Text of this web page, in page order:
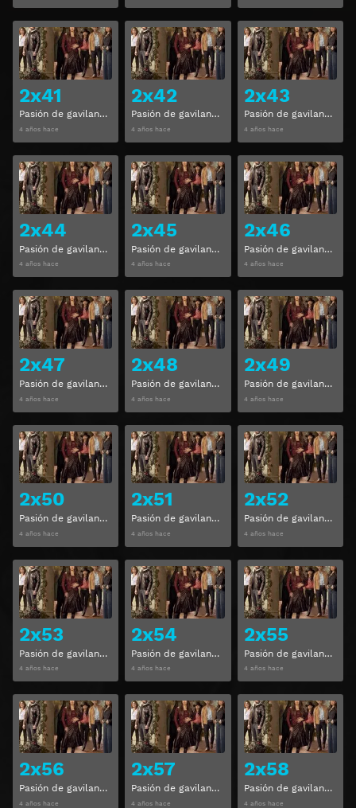
2x41
Pasión de gavilanes Temporada 2 Capitulo 41
4 años hace
Ver
2x42
Pasión de gavilanes Temporada 2 Capitulo 42
4 años hace
Ver
2x43
Pasión de gavilanes Temporada 2 Capitulo 43
4 años hace
2x44
Pasión de gavilanes Temporada 2 Capitulo 44
4 años hace
Ver
2x45
Pasión de gavilanes Temporada 2 Capitulo 45
4 años hace
Ver
2x46
Pasión de gavilanes Temporada 2 Capitulo 46
4 años hace
2x47
Pasión de gavilanes Temporada 2 Capitulo 47
4 años hace
Ver
2x48
Pasión de gavilanes Temporada 2 Capitulo 48
4 años hace
Ver
2x49
Pasión de gavilanes Temporada 2 Capitulo 49
4 años hace
2x50
Pasión de gavilanes Temporada 2 Capitulo 50
4 años hace
Ver
2x51
Pasión de gavilanes Temporada 2 Capitulo 51
4 años hace
Ver
2x52
Pasión de gavilanes Temporada 2 Capitulo 52
4 años hace
2x53
Pasión de gavilanes Temporada 2 Capitulo 53
4 años hace
Ver
2x54
Pasión de gavilanes Temporada 2 Capitulo 54
4 años hace
Ver
2x55
Pasión de gavilanes Temporada 2 Capitulo 55
4 años hace
2x56
Pasión de gavilanes Temporada 2 Capitulo 56
4 años hace
Ver
2x57
Pasión de gavilanes Temporada 2 Capitulo 57
4 años hace
Ver
2x58
Pasión de gavilanes Temporada 2 Capitulo 58
4 años hace